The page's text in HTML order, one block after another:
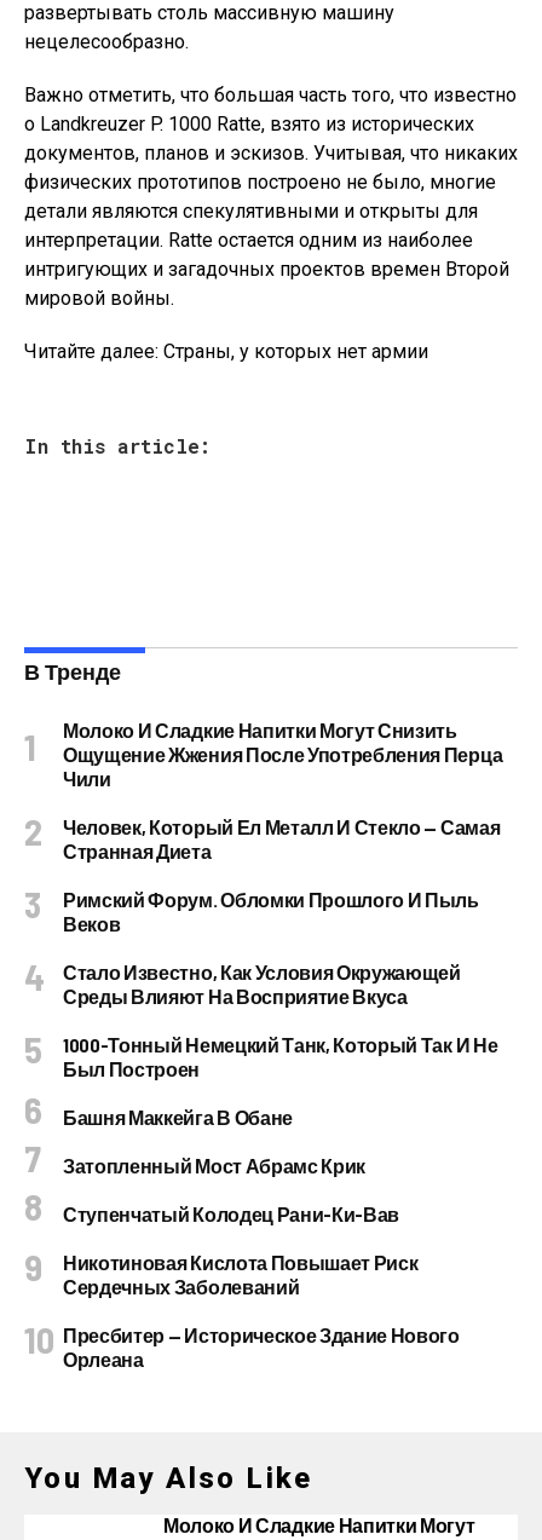
развертывать столь массивную машину
нецелесообразно.
Важно отметить, что большая часть того, что известно
о Landkreuzer P. 1000 Ratte, взято из исторических
документов, планов и эскизов. Учитывая, что никаких
физических прототипов построено не было, многие
детали являются спекулятивными и открыты для
интерпретации. Ratte остается одним из наиболее
интригующих и загадочных проектов времен Второй
мировой войны.
Читайте далее: Страны, у которых нет армии
In this article:
В Тренде
Молоко И Сладкие Напитки Могут Снизить
Ощущение Жжения После Употребления Перца
Чили
Человек, Который Ел Металл И Стекло — Самая
Странная Диета
Римский Форум. Обломки Прошлого И Пыль
Веков
Стало Известно, Как Условия Окружающей
Среды Влияют На Восприятие Вкуса
1000-Тонный Немецкий Танк, Который Так И Не
Был Построен
Башня Маккейга В Обане
Затопленный Мост Абрамс Крик
Ступенчатый Колодец Рани-Ки-Вав
Никотиновая Кислота Повышает Риск
Сердечных Заболеваний
Пресбитер — Историческое Здание Нового
Орлеана
You May Also Like
Молоко И Сладкие Напитки Могут